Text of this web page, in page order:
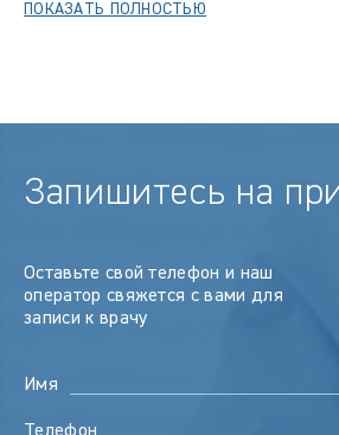
ПОКАЗАТЬ ПОЛНОСТЬЮ
Запишитесь на
Оставьте свой телефон и наш
оператор свяжется с вами для
записи к врачу
Имя